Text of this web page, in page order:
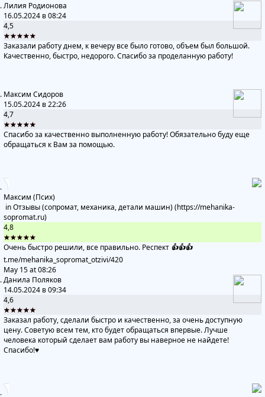
Лилия Родионова
16.05.2024 в 08:24
4,5
★★★★★
Заказали работу днем, к вечеру все было готово, объем был большой.
Качественно, быстро, недорого. Спасибо за проделанную работу!
Максим Сидоров
15.05.2024 в 22:26
4,7
★★★★★
Спасибо за качественно выполненную работу! Обязательно буду еще
обращаться к Вам за помощью.
Максим (Псих)
inОтзывы (сопромат, механика, детали машин) (https://mehanika-
sopromat.ru)
4,8
★★★★★
Очень быстро решили, все правильно. Респект 👍👍👍
t.me/mehanika_sopromat_otzivi/420
May 15 at 08:26
Данила Поляков
14.05.2024 в 09:34
4,6
★★★★★
Заказал работу, сделали быстро и качественно, за очень доступную
цену. Советую всем тем, кто будет обращаться впервые. Лучше
человека который сделает вам работу вы наверное не найдете!
Спасибо!♥️